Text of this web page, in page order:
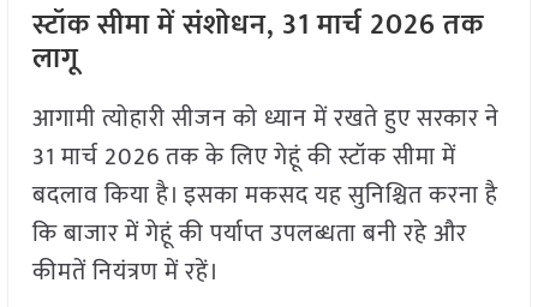
स्टॉक सीमा में संशोधन, 31 मार्च 2026 तक
लागू
आगामी त्योहारी सीजन को ध्यान में रखते हुए सरकार ने
31 मार्च 2026 तक के लिए गेहूं की स्टॉक सीमा में
बदलाव किया है। इसका मकसद यह सुनिश्चित करना है
कि बाजार में गेहूं की पर्याप्त उपलब्धता बनी रहे और
कीमतें नियंत्रण में रहें।